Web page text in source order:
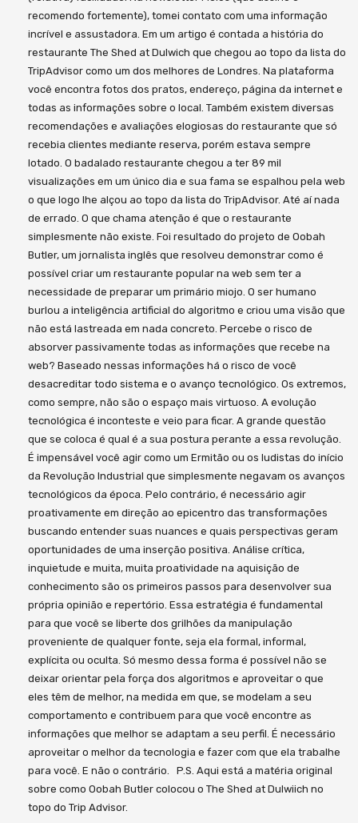
recomendo fortemente), tomei contato com uma informação
incrível e assustadora. Em um artigo é contada a história do
restaurante The Shed at Dulwich que chegou ao topo da lista do
TripAdvisor como um dos melhores de Londres. Na plataforma
você encontra fotos dos pratos, endereço, página da internet e
todas as informações sobre o local. Também existem diversas
recomendações e avaliações elogiosas do restaurante que só
recebia clientes mediante reserva, porém estava sempre
lotado. O badalado restaurante chegou a ter 89 mil
visualizações em um único dia e sua fama se espalhou pela web
o que logo lhe alçou ao topo da lista do TripAdvisor. Até aí nada
de errado. O que chama atenção é que o restaurante
simplesmente não existe. Foi resultado do projeto de Oobah
Butler, um jornalista inglês que resolveu demonstrar como é
possível criar um restaurante popular na web sem ter a
necessidade de preparar um primário miojo. O ser humano
burlou a inteligência artificial do algoritmo e criou uma visão que
não está lastreada em nada concreto. Percebe o risco de
absorver passivamente todas as informações que recebe na
web? Baseado nessas informações há o risco de você
desacreditar todo sistema e o avanço tecnológico. Os extremos,
como sempre, não são o espaço mais virtuoso. A evolução
tecnológica é inconteste e veio para ficar. A grande questão
que se coloca é qual é a sua postura perante a essa revolução.
É impensável você agir como um Ermitão ou os ludistas do início
da Revolução Industrial que simplesmente negavam os avanços
tecnológicos da época. Pelo contrário, é necessário agir
proativamente em direção ao epicentro das transformações
buscando entender suas nuances e quais perspectivas geram
oportunidades de uma inserção positiva. Análise crítica,
inquietude e muita, muita proatividade na aquisição de
conhecimento são os primeiros passos para desenvolver sua
própria opinião e repertório. Essa estratégia é fundamental
para que você se liberte dos grilhões da manipulação
proveniente de qualquer fonte, seja ela formal, informal,
explícita ou oculta. Só mesmo dessa forma é possível não se
deixar orientar pela força dos algoritmos e aproveitar o que
eles têm de melhor, na medida em que, se modelam a seu
comportamento e contribuem para que você encontre as
informações que melhor se adaptam a seu perfil. É necessário
aproveitar o melhor da tecnologia e fazer com que ela trabalhe
para você. E não o contrário. P.S. Aqui está a matéria original
sobre como Oobah Butler colocou o The Shed at Dulwiich no
topo do Trip Advisor.